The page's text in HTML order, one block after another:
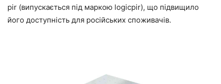
pir (випускається під маркою logicpir), що підвищило
його доступність для російських споживачів.